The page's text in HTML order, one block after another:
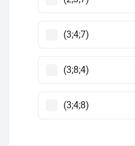
(3;4;7)
(3;8;4)
(3;4;8)